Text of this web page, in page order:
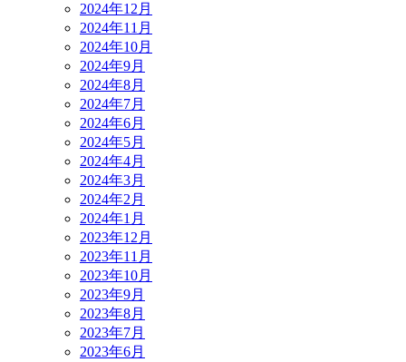
2024年12月
2024年11月
2024年10月
2024年9月
2024年8月
2024年7月
2024年6月
2024年5月
2024年4月
2024年3月
2024年2月
2024年1月
2023年12月
2023年11月
2023年10月
2023年9月
2023年8月
2023年7月
2023年6月